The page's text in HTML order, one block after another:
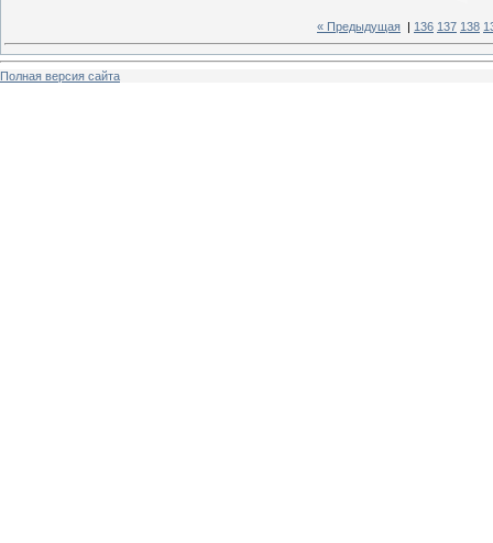
« Предыдущая 136 137 138
Полная версия сайта